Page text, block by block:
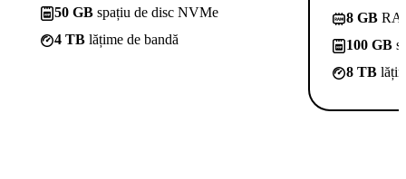
50 GB spațiu de disc NVMe
4 TB lățime de bandă
8 GB
100 GB
8 TB